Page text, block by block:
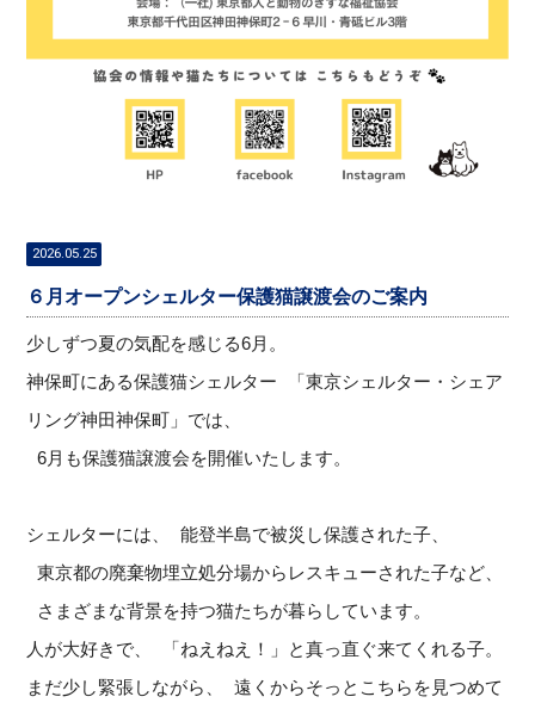
2026.05.25
６月オープンシェルター保護猫譲渡会のご案内
少しずつ夏の気配を感じる6月。
神保町にある保護猫シェルター 「東京シェルター・シェア
リング神田神保町」では、
6月も保護猫譲渡会を開催いたします。
シェルターには、 能登半島で被災し保護された子、
東京都の廃棄物埋立処分場からレスキューされた子など、
さまざまな背景を持つ猫たちが暮らしています。
人が大好きで、 「ねえねえ！」と真っ直ぐ来てくれる子。
まだ少し緊張しながら、 遠くからそっとこちらを見つめて